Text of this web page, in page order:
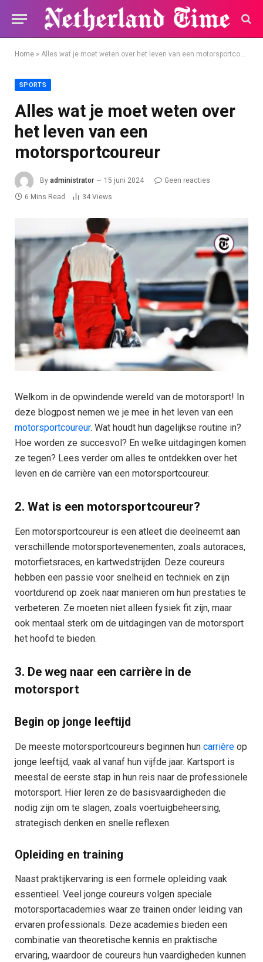
Home » Alles wat je moet weten over het leven van een motorsportcoureur
SPORTS
Alles wat je moet weten over
het leven van een
motorsportcoureur
By administrator 15 juni 2024
Geen reacties
6 Mins Read
34 Views
Welkom in de opwindende wereld van de motorsport! In
deze blogpost nemen we je mee in het leven van een
motorsportcoureur. Wat houdt hun dagelijkse routine in?
Hoe worden ze succesvol? En welke uitdagingen komen
ze tegen? Lees verder om alles te ontdekken over het
leven en de carrière van een motorsportcoureur.
2. Wat is een motorsportcoureur?
Een motorsportcoureur is een atleet die deelneemt aan
verschillende motorsportevenementen, zoals autoraces,
motorfietsraces, en kartwedstrijden. Deze coureurs
hebben een passie voor snelheid en techniek en zijn
voortdurend op zoek naar manieren om hun prestaties te
verbeteren. Ze moeten niet alleen fysiek fit zijn, maar
ook mentaal sterk om de uitdagingen van de motorsport
het hoofd te bieden.
3. De weg naar een carrière in de
motorsport
Begin op jonge leeftijd
De meeste motorsportcoureurs beginnen hun carrière op
jonge leeftijd, vaak al vanaf hun vijfde jaar. Kartsport is
meestal de eerste stap in hun reis naar de professionele
motorsport. Hier leren ze de basisvaardigheden die
nodig zijn om te slagen, zoals voertuigbeheersing,
strategisch denken en snelle reflexen.
Opleiding en training
Naast praktijkervaring is een formele opleiding vaak
essentieel. Veel jonge coureurs volgen speciale
motorsportacademies waar ze trainen onder leiding van
ervaren professionals. Deze academies bieden een
combinatie van theoretische kennis en praktische
ervaring, waardoor de coureurs hun vaardigheden kunnen